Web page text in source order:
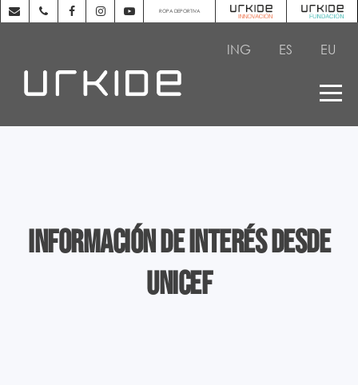
ROPA DEPORTIVA
ING ES EU
Información de interés desde
UNICEF